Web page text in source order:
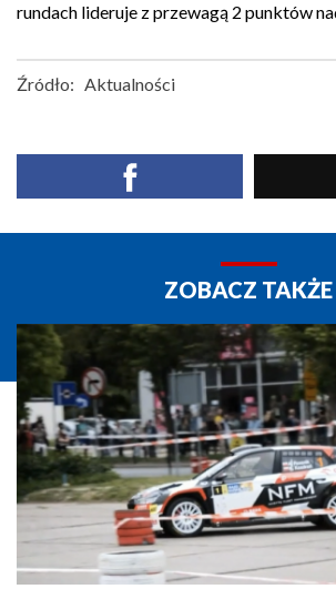
rundach lideruje z przewagą 2 punktów
Źródło: Aktualności
ZOBACZ TAKŻE